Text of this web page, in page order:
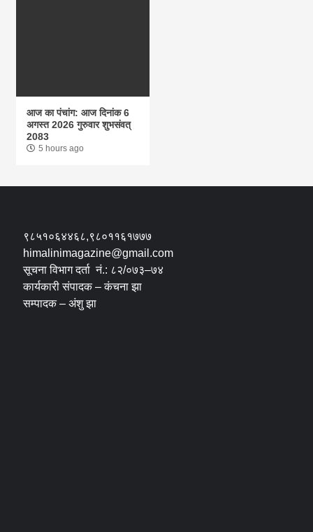
आज का पंचांग: आज दिनांक 6
अगस्त 2026 गुरुवार शुभसंवत्
2083
5 hours ago
९८५१०६४४६८,९८०११६१७७७
himalinimagazine@gmail.com
सूचना विभाग दर्ता नं.: ८२/०७३–७४
कार्यकारी संपादक – कंचना झा
सम्पादक – अंशु झा